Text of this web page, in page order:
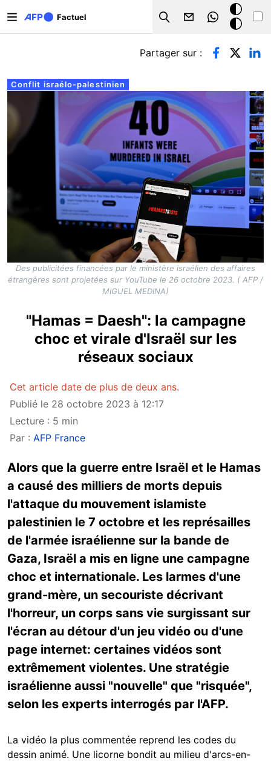
Factuel
Search
Mode
sombre
Onglets principaux
Conflit israélo-palestinien
Partager sur :
Des publicitées financées par le ministère israélien des affaires
étrangères sont projetées sur YouTube le 26 octobre 2023. ( AFP /
MIGUEL MEDINA)
"Hamas = Daesh": la campagne
choc et virale d'Israël sur les
réseaux sociaux
Cet article date de plus de deux ans.
Publié le 28 octobre 2023 à 12:17
Lecture : 5 min
Par : AFP France
Alors que la guerre entre Israël et le Hamas
a causé des milliers de morts depuis
l'attaque du mouvement islamiste
palestinien le 7 octobre et les représailles
de l'armée israélienne sur la bande de
Gaza, Israël a mis en ligne une campagne
choc et internationale. Les larmes d'une
grand-mère, un secouriste décrivant
l'horreur, un corps sans vie surgissant sur
l'écran au détour d'un jeu vidéo ou d'une
page internet: certaines vidéos sont
extrêmement violentes. Une stratégie
israélienne aussi "nouvelle" que "risquée",
selon les experts interrogés par l'AFP.
La vidéo la plus commentée reprend les codes du
dessin animé. Une licorne bondit au milieu d'arcs-en-